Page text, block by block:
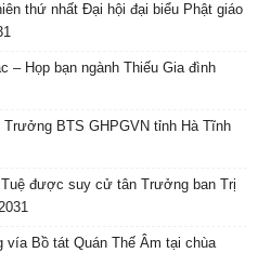
thứ nhất Đại hội đại biểu Phật giáo
– Họp bạn ngành Thiếu Gia đình
BTS GHPGVN tỉnh Hà Tĩnh
được suy cử tân Trưởng ban Trị
Bồ tát Quán Thế Âm tại chùa